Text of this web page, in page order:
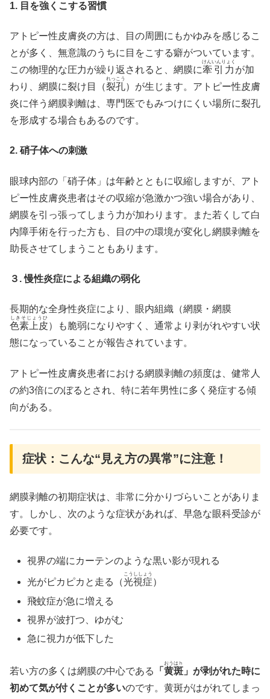
1. 目を強くこする習慣
アトピー性皮膚炎の方は、目の周囲にもかゆみを感じるこ
とが多く、無意識のうちに目をこする癖がついています。
この物理的な圧力が繰り返されると、網膜に牽引力
けんいんりょく
が加
わり、網膜に裂け目（裂孔
れっこう
）が生じます。アトピー性皮膚
炎に伴う網膜剥離は、専門医でもみつけにくい場所に裂孔
を形成する場合もあるのです。
2. 硝子体への刺激
眼球内部の「硝子体」は年齢とともに収縮しますが、アト
ピー性皮膚炎患者はその収縮が急激かつ強い場合があり、
網膜を引っ張ってしまう力が加わります。また若くして白
内障手術を行った方も、目の中の環境が変化し網膜剥離を
助長させてしまうこともあります。
３. 慢性炎症による組織の弱化
長期的な全身性炎症により、眼内組織（網膜・網膜
色素上皮
しきそじょうひ
）も脆弱になりやすく、通常より剥がれやすい状
態になっていることが報告されています。
アトピー性皮膚炎患者における網膜剥離の頻度は、健常人
の約3倍にのぼるとされ、特に若年男性に多く発症する傾
向がある。
症状：こんな“見え方の異常”に注意！
網膜剥離の初期症状は、非常に分かりづらいことがありま
す。しかし、次のような症状があれば、早急な眼科受診が
必要です。
視界の端にカーテンのような黒い影が現れる
光がピカピカと走る（光視症
こうししょう
）
飛蚊症が急に増える
視界が波打つ、ゆがむ
急に視力が低下した
若い方の多くは網膜の中心である 「 黄斑
おうはｈ
」が剥がれた時に
初めて気が付くことが多いのです。黄斑がはがれてしまっ